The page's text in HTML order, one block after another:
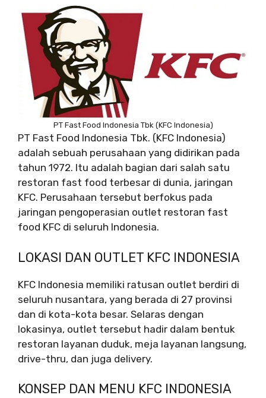
PT Fast Food Indonesia Tbk (KFC Indonesia)
PT Fast Food Indonesia Tbk. (KFC Indonesia)
adalah sebuah perusahaan yang didirikan pada
tahun 1972. Itu adalah bagian dari salah satu
restoran fast food terbesar di dunia, jaringan
KFC. Perusahaan tersebut berfokus pada
jaringan pengoperasian outlet restoran fast
food KFC di seluruh Indonesia.
LOKASI DAN OUTLET KFC INDONESIA
KFC Indonesia memiliki ratusan outlet berdiri di
seluruh nusantara, yang berada di 27 provinsi
dan di kota-kota besar. Selaras dengan
lokasinya, outlet tersebut hadir dalam bentuk
restoran layanan duduk, meja layanan langsung,
drive-thru, dan juga delivery.
KONSEP DAN MENU KFC INDONESIA